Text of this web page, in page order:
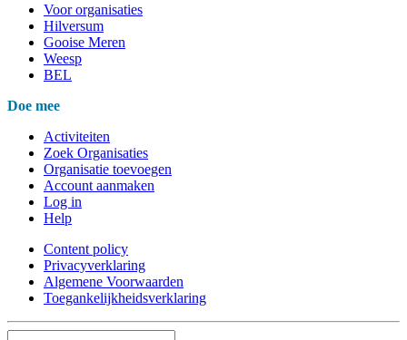
Voor organisaties
Hilversum
Gooise Meren
Weesp
BEL
Doe mee
Activiteiten
Zoek Organisaties
Organisatie toevoegen
Account aanmaken
Log in
Help
Content policy
Privacyverklaring
Algemene Voorwaarden
Toegankelijkheidsverklaring